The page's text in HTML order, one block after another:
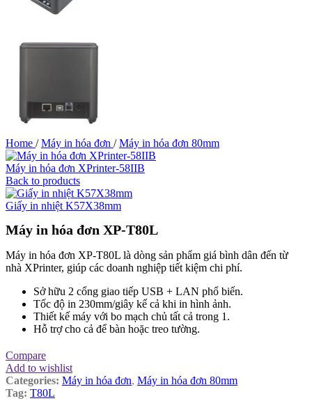
Home / Máy in hóa đơn / Máy in hóa đơn 80mm
Máy in hóa đơn XPrinter-58IIB
Back to products
Giấy in nhiệt K57X38mm
Máy in hóa đơn XP-T80L
Máy in hóa đơn XP-T80L là dòng sản phẩm giá bình dân đến từ
nhà XPrinter, giúp các doanh nghiệp tiết kiệm chi phí.
Sở hữu 2 cổng giao tiếp USB + LAN phổ biến.
Tốc độ in 230mm/giây kể cả khi in hình ảnh.
Thiết kế máy với bo mạch chủ tất cả trong 1.
Hỗ trợ cho cả để bàn hoặc treo tường.
Compare
Add to wishlist
Categories: Máy in hóa đơn, Máy in hóa đơn 80mm
Tag: T80L